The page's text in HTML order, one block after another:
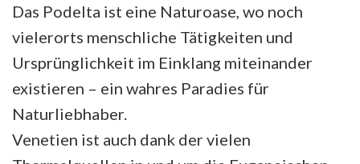
Das Podelta ist eine Naturoase, wo noch
vielerorts menschliche Tätigkeiten und
Ursprünglichkeit im Einklang miteinander
existieren – ein wahres Paradies für
Naturliebhaber.
Venetien ist auch dank der vielen